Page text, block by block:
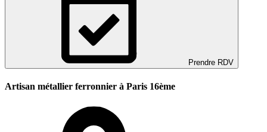
Prendre RDV
Artisan métallier ferronnier à Paris 16ème